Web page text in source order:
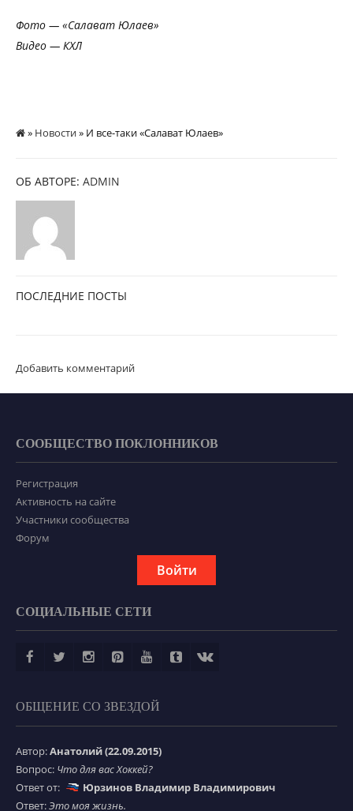
Фото — «Салават Юлаев»
Видео — КХЛ
» Новости» И все-таки «Салават Юлаев»
ОБ АВТОРЕ: ADMIN
ПОСЛЕДНИЕ ПОСТЫ
Добавить комментарий
СООБЩЕСТВО ПОКЛОННИКОВ
Регистрация
Активность на сайте
Участники сообщества
Форум
Войти
СОЦИАЛЬНЫЕ СЕТИ
ОБЩЕНИЕ СО ЗВЕЗДОЙ
Автор:Анатолий (22.09.2015)
Вопрос: Что для вас Хоккей?
Ответ от:
Юрзинов Владимир Владимирович
Ответ:Это моя жизнь.